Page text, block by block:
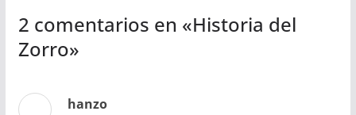
2 comentarios en «Historia del
Zorro»
hanzo